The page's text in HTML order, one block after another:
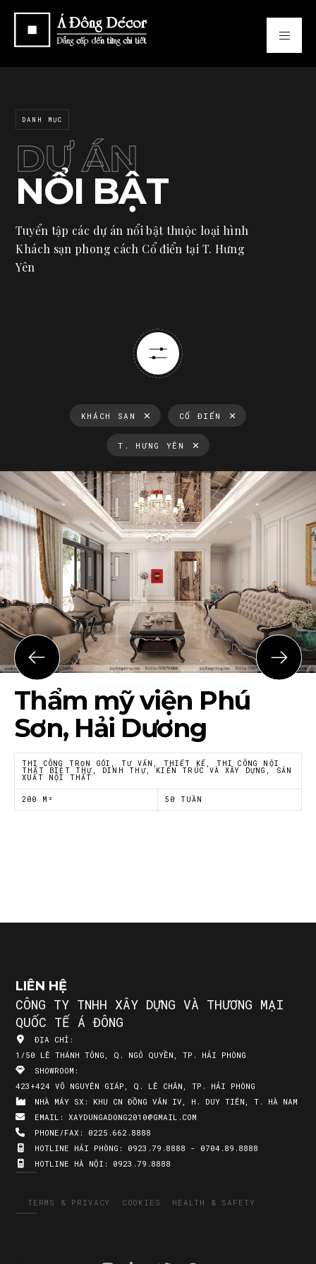
Thông tin luôn cập nhật
Xu hướng thiết kế nội thất mới nhất tại Việt Nam và trên thế
giới
Họ tên *
Tôi đồng ý với
Á Đông
DANH MỤC
DỰ ÁN
NỔI BẬT
Tuyển tập các dự án nổi bật thuộc loại hình
Khách sạn phong cách Cổ điển tại T. Hưng
Yên
KHÁCH SẠN CỔ ĐIỂN
T. HƯNG YÊN
Thẩm mỹ viện Phú
Sơn, Hải Dương
THI CÔNG TRỌN GÓI, TƯ VẤN, THIẾT KẾ, THI CÔNG NỘI
THẤT BIỆT THỰ, DINH THỰ, KIẾN TRÚC VÀ XÂY DỰNG, SẢN
XUẤT NỘI THẤT
200 M² 50 TUẦN
LIÊN HỆ
CÔNG TY TNHH XÂY DỰNG VÀ THƯƠNG MẠI
QUỐC TẾ Á ĐÔNG
ĐỊA CHỈ:
1/50 LÊ THÁNH TÔNG, Q. NGÔ QUYỀN, TP. HẢI PHÒNG
SHOWROOM:
423+424 VÕ NGUYÊN GIÁP, Q. LÊ CHÂN, TP. HẢI PHÒNG
NHÀ MÁY SX: KHU CN ĐỒNG VĂN IV, H. DUY TIÊN, T. HÀ NAM
EMAIL: XAYDUNGADONG2010@GMAIL.COM
PHONE/FAX: 0225.662.8888
HOTLINE HẢI PHÒNG: 0923.79.8888 - 0704.89.8888
HOTLINE HÀ NỘI: 0923.79.8888
TERMS & PRIVACY COOKIES HEALTH & SAFETY